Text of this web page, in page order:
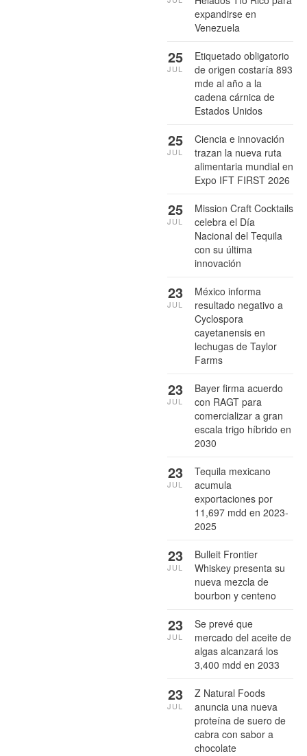
expandirse en
Venezuela
Etiquetado obligatorio
de origen costaría 893
mde al año a la
cadena cárnica de
Estados Unidos
25
JUL
Ciencia e innovación
trazan la nueva ruta
alimentaria mundial en
Expo IFT FIRST 2026
25
JUL
Mission Craft Cocktails
celebra el Día
Nacional del Tequila
con su última
innovación
25
JUL
México informa
resultado negativo a
Cyclospora
cayetanensis en
lechugas de Taylor
Farms
23
JUL
Bayer firma acuerdo
con RAGT para
comercializar a gran
escala trigo híbrido en
2030
23
JUL
Tequila mexicano
acumula
exportaciones por
11,697 mdd en 2023-
2025
23
JUL
Bulleit Frontier
Whiskey presenta su
nueva mezcla de
bourbon y centeno
23
JUL
Se prevé que
mercado del aceite de
algas alcanzará los
3,400 mdd en 2033
23
JUL
Z Natural Foods
anuncia una nueva
proteína de suero de
cabra con sabor a
chocolate
23
JUL